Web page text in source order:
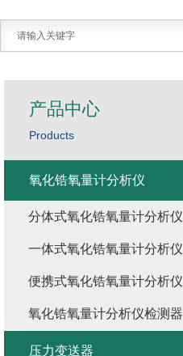
产品中心
Products
氧化锆氧量计分析仪
分体式氧化锆氧量计分析仪
一体式氧化锆氧量计分析仪
便携式氧化锆氧量计分析仪
氧化锆氧量计分析仪检测器
压力变送器